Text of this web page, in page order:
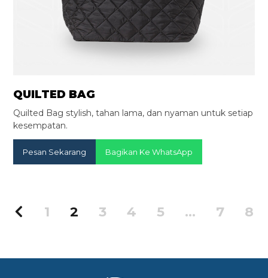
QUILTED BAG
Quilted Bag stylish, tahan lama, dan nyaman untuk setiap
kesempatan.
Pesan Sekarang Bagikan Ke WhatsApp
1 2 3 4 5 … 7 8